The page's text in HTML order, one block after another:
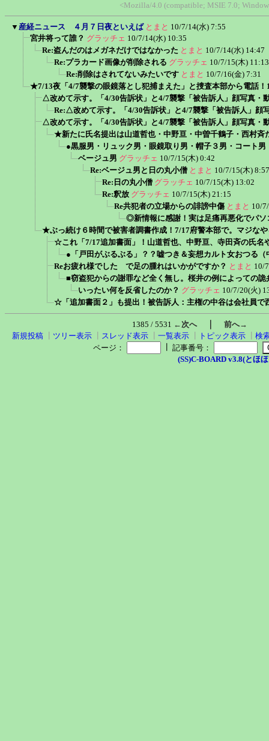
<Mozilla/4.0 (compatible; MSIE 7.0;
▼ 産経ニュース ４月７日夜といえば とまと 10/7/14(水) 7:55
宮井将って誰？ グラッチェ 10/7/14(水) 10:35
Re:盗んだのはメガネだけではなかった とまと 10/7/14(水) 14:47
Re:プラカード画像が削除される グラッチェ 10/7/15(木) 11:13
Re:削除はされてないみたいです とまと 10/7/16(金) 7:31
★7/13夜「4/7襲撃の眼鏡落とし犯捕まえた」と捜査本部から電話！
△改めて示す。「4/30告訴状」と4/7襲撃「被告訴人」顔写真・
Re:△改めて示す。「4/30告訴状」と4/7襲撃「被告訴人」顔
△改めて示す。「4/30告訴状」と4/7襲撃「被告訴人」顔写真・
★新たに氏名提出は山道哲也・中野亘・中曽千鶴子・西村斉
●黒服男・リュック男・眼鏡取り男・帽子３男・コート
ベージュ男 グラッチェ 10/7/15(木) 0:42
Re:ベージュ男と日の丸小僧 とまと 10/7/15(木) 8:57
Re:日の丸小僧 グラッチェ 10/7/15(木) 13:02
Re:釈放 グラッチェ 10/7/15(木) 21:15
Re共犯者の立場からの誹謗中傷 とまと 10/
◎新情報に感謝！実は足痛再悪化でパ
★ぶっ続け６時間で被害者調書作成！7/17府警本部で。マジな
☆これ「7/17追加書面」！山道哲也、中野亘、寺田斉の氏名
●「戸田がぶるぶる」？？嘘つき＆妄想カルト女おつる
Reお疲れ様でした で足の腫れはいかがですか？ とまと 10/
■窃盗犯からの謝罪など全く無し。桜井の例によっての
いったい何を反省したのか？ グラッチェ 10/7/20(火)
☆「追加書面２」も提出！被告訴人：主権の中谷は会社員で
1385 / 5531 ←次へ｜ 前へ→
新規投稿
ツリー表示 スレッド表示 一覧表示 トピック表示
検
ページ：
記事番号：
(SS)C-BOARD v3.8(とほ